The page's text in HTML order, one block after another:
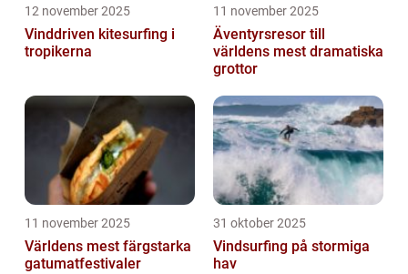
12 november 2025
Vinddriven kitesurfing i
tropikerna
11 november 2025
Äventyrsresor till
världens mest dramatiska
grottor
11 november 2025
Världens mest färgstarka
gatumatfestivaler
31 oktober 2025
Vindsurfing på stormiga
hav